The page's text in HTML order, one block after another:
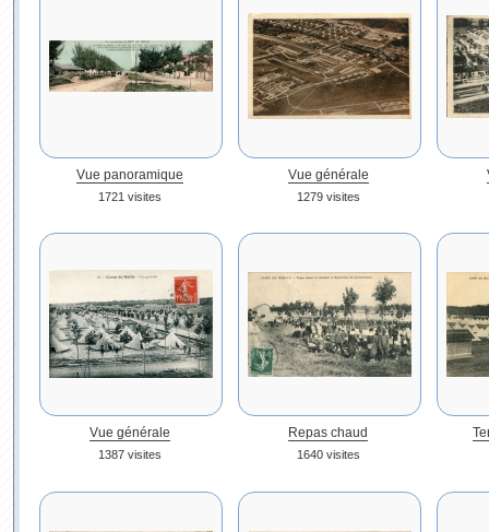
Vue panoramique
1721 visites
Vue générale
1279 visites
Vue générale
1387 visites
Repas chaud
1640 visites